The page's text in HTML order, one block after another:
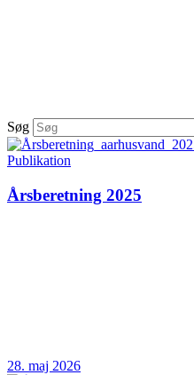
Søg
Publikation
Årsberetning 2025
28. maj 2026